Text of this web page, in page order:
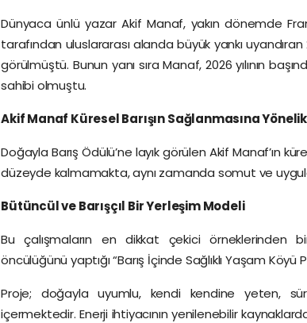
Dünyaca ünlü yazar Akif Manaf, yakın dönemde
tarafından uluslararası alanda büyük yankı
görülmüştü. Bunun yanı sıra Manaf, 2026 yılının
sahibi olmuştu.
Akif Manaf Küresel Barışın Sağlanmasına
Doğayla Barış Ödülü’ne layık görülen Akif Manaf’ın
düzeyde kalmamakta, aynı zamanda somut ve
Bütüncül ve Barışçıl Bir Yerleşim Modeli
Bu çalışmaların en dikkat çekici örneklerinden
öncülüğünü yaptığı “Barış İçinde Sağlıklı Yaşam Köyü
Proje; doğayla uyumlu, kendi kendine yeten,
içermektedir. Enerji ihtiyacının yenilenebilir